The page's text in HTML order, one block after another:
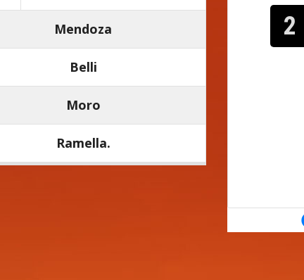
Mendoza
Belli
Moro
Ramella.
2